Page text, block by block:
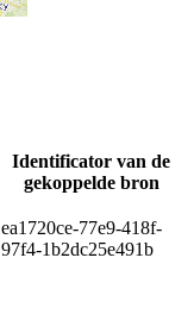
Identificator van de
gekoppelde bron
ea1720ce-77e9-418f-
97f4-1b2dc25e491b